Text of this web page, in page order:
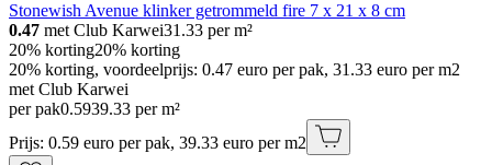
Stonewish Avenue klinker getrommeld fire 7 x 21 x 8 cm
0.47 met Club Karwei31.33 per m²
20% korting20% korting
20% korting, voordeelprijs: 0.47 euro per pak, 31.33 euro per m2
met Club Karwei
per pak0.5939.33 per m²
Prijs: 0.59 euro per pak, 39.33 euro per m2